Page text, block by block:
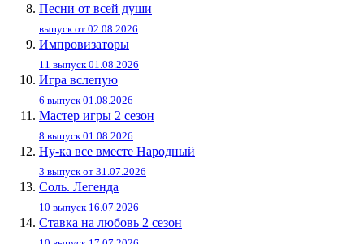
Песни от всей души
выпуск от 02.08.2026
Импровизаторы
11 выпуск 01.08.2026
Игра вслепую
6 выпуск 01.08.2026
Мастер игры 2 сезон
8 выпуск 01.08.2026
Ну-ка все вместе Народный
3 выпуск от 31.07.2026
Соль. Легенда
10 выпуск 16.07.2026
Ставка на любовь 2 сезон